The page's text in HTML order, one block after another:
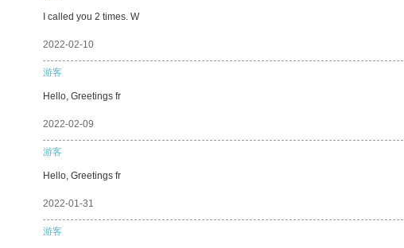
I called you 2 times. W
2022-02-10
游客
Hello, Greetings fr
2022-02-09
游客
Hello, Greetings fr
2022-01-31
游客